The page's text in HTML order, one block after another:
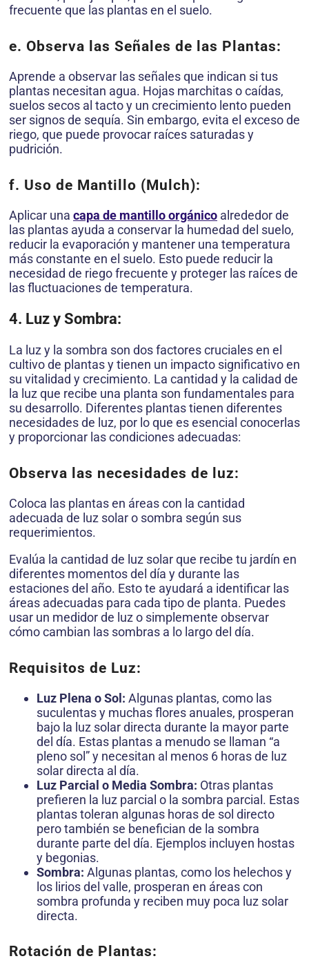
frecuente que las plantas en el suelo.
e. Observa las Señales de las Plantas:
Aprende a observar las señales que indican si tus
plantas necesitan agua. Hojas marchitas o caídas,
suelos secos al tacto y un crecimiento lento pueden
ser signos de sequía. Sin embargo, evita el exceso de
riego, que puede provocar raíces saturadas y
pudrición.
f. Uso de Mantillo (Mulch):
Aplicar una capa de mantillo orgánico alrededor de
las plantas ayuda a conservar la humedad del suelo,
reducir la evaporación y mantener una temperatura
más constante en el suelo. Esto puede reducir la
necesidad de riego frecuente y proteger las raíces de
las fluctuaciones de temperatura.
4. Luz y Sombra:
La luz y la sombra son dos factores cruciales en el
cultivo de plantas y tienen un impacto significativo en
su vitalidad y crecimiento. La cantidad y la calidad de
la luz que recibe una planta son fundamentales para
su desarrollo. Diferentes plantas tienen diferentes
necesidades de luz, por lo que es esencial conocerlas
y proporcionar las condiciones adecuadas:
Observa las necesidades de luz:
Coloca las plantas en áreas con la cantidad
adecuada de luz solar o sombra según sus
requerimientos.
Evalúa la cantidad de luz solar que recibe tu jardín en
diferentes momentos del día y durante las
estaciones del año. Esto te ayudará a identificar las
áreas adecuadas para cada tipo de planta. Puedes
usar un medidor de luz o simplemente observar
cómo cambian las sombras a lo largo del día.
Requisitos de Luz:
Luz Plena o Sol: Algunas plantas, como las
suculentas y muchas flores anuales, prosperan
bajo la luz solar directa durante la mayor parte
del día. Estas plantas a menudo se llaman “a
pleno sol” y necesitan al menos 6 horas de luz
solar directa al día.
Luz Parcial o Media Sombra: Otras plantas
prefieren la luz parcial o la sombra parcial. Estas
plantas toleran algunas horas de sol directo
pero también se benefician de la sombra
durante parte del día. Ejemplos incluyen hostas
y begonias.
Sombra: Algunas plantas, como los helechos y
los lirios del valle, prosperan en áreas con
sombra profunda y reciben muy poca luz solar
directa.
Rotación de Plantas: